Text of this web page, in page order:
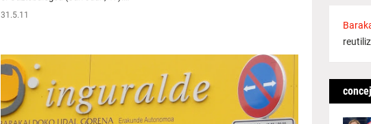
31.5.11